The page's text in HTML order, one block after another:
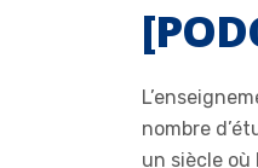
nombre
un siècle où